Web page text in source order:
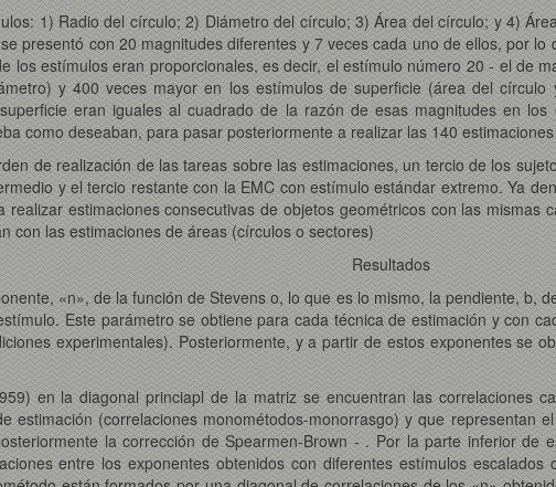
1) Radio del círculo; 2) Diámetro del círculo; 3) Área del círculo; y 4)
presentó con 20 magnitudes diferentes y 7 veces cada uno de ellos, por
los estímulos eran proporcionales, es decir, el estímulo número 20 - el de
y 400 veces mayor en los estímulos de superficie (área del
eran iguales al cuadrado de la razón de esas magnitudes en
como deseaban, para pasar posteriormente a realizar las 140
de realización de las tareas sobre las estimaciones, un tercio de los
y el tercio restante con la EMC con estímulo estándar extremo. Ya
estimaciones consecutivas de objetos geométricos con las
con las estimaciones de áreas (círculos o sectores)
Resultados
«n», de la función de Stevens o, lo que es lo mismo, la pendiente, b,
Este parámetro se obtiene para cada técnica de estimación y con
experimentales). Posteriormente, y a partir de estos exponentes se
en la diagonal princiapl de la matriz se encuentran las correlaciones
estimación (correlaciones monométodos-monorrasgo) y que representan
la corrección de Spearmen-Brown - . Por la parte inferior de
entre los exponentes obtenidos con diferentes estímulos